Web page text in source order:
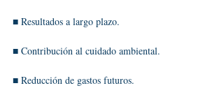
■ Resultados a largo plazo.
■ Contribución al cuidado ambiental.
■ Reducción de gastos futuros.